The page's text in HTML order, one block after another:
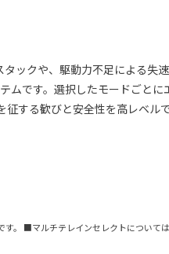
ックや、駆動力不足による失
ムです。選択したモードごと
する歓びと安全性を高レベ
。 ■マルチテレインセレクトについ